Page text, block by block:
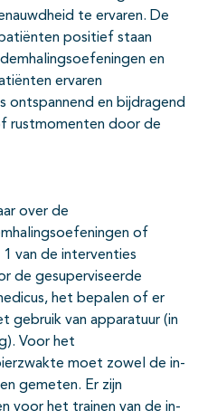
te ervaren. De
positief staan
en
ervaren
ontspannend en bijdragend
rustmomenten door de
over de
of
van de interventies
de gesuperviseerde
het bepalen of er
gebruik van apparatuur (in
Voor het
moet zowel de in-
gemeten. Er zijn
voor het trainen van de in-